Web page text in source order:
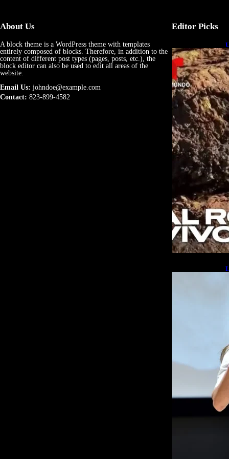
About Us
A block theme is a WordPress theme with templates
entirely composed of blocks. Therefore, in addition to the
content of different post types (pages, posts, etc.), the
block editor can also be used to edit all areas of the
website.
Email Us: johndoe@example.com
Contact: 823-899-4582
Editor Picks